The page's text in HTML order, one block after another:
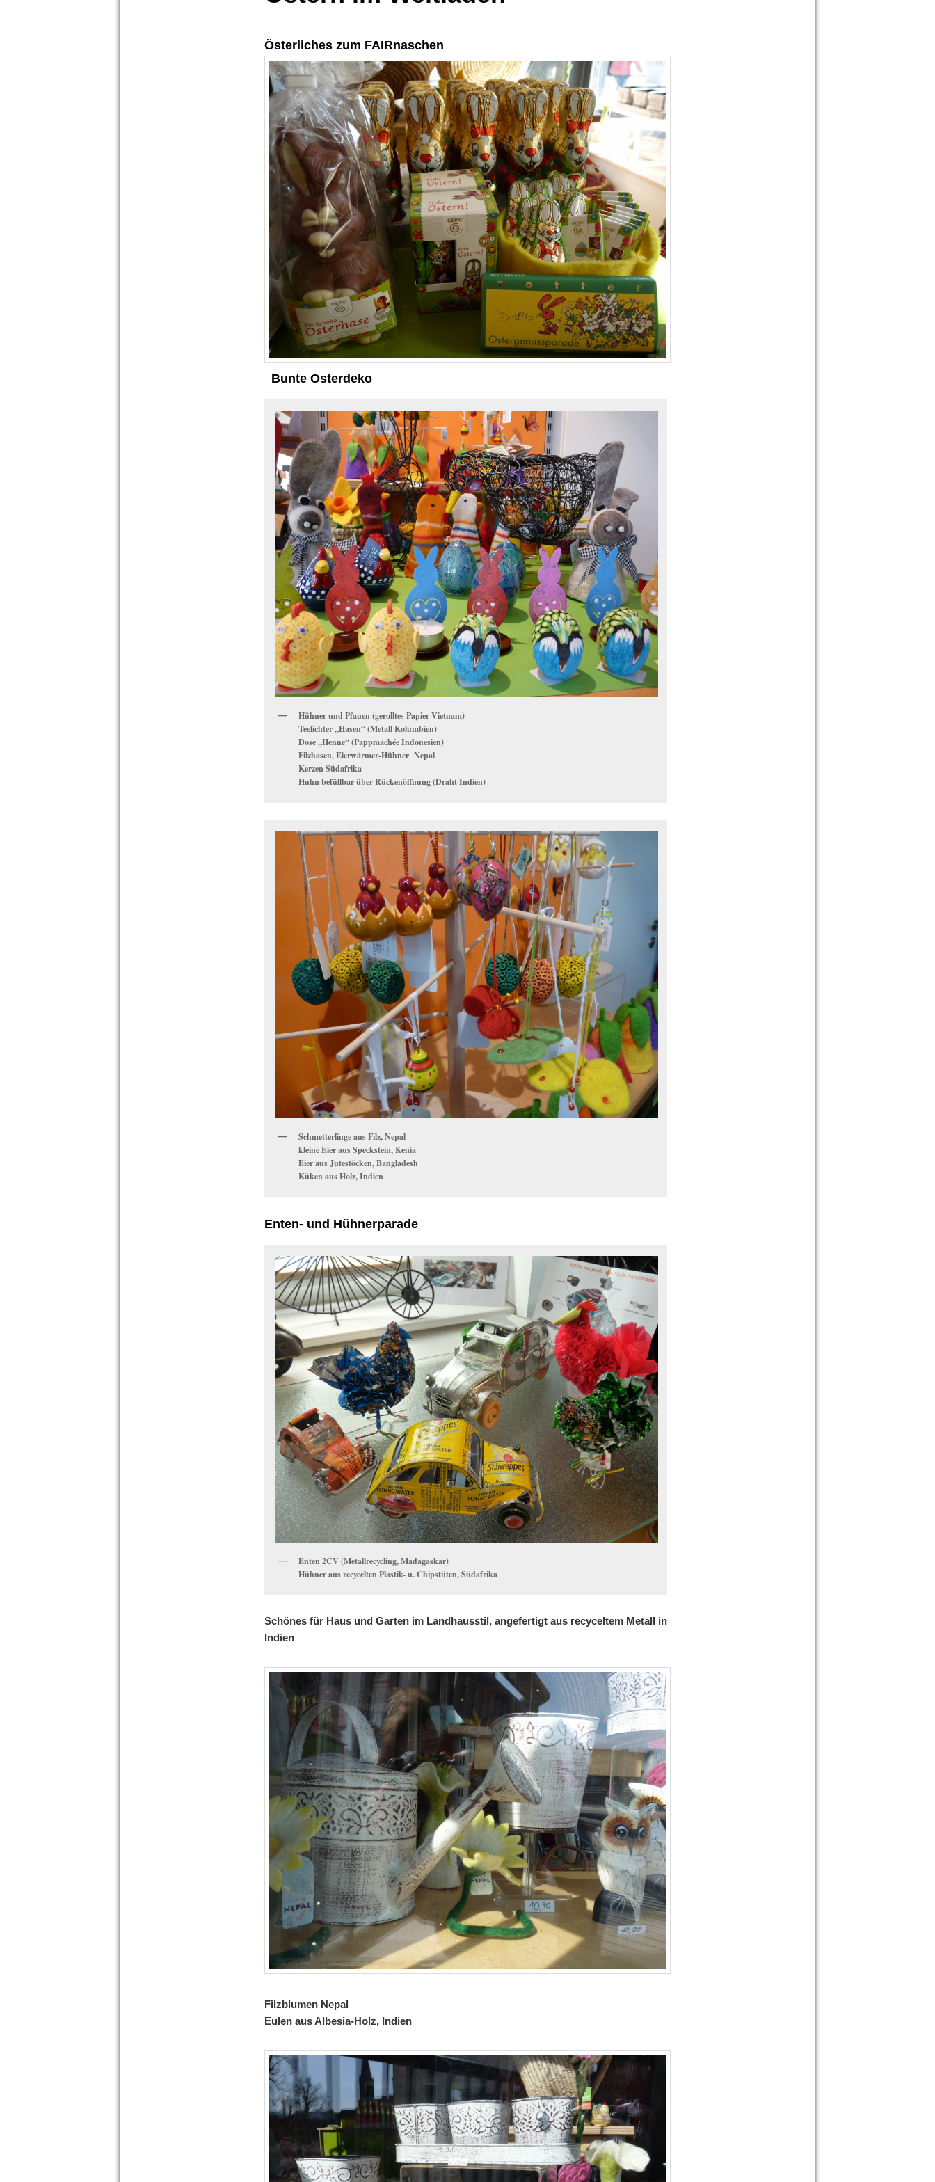
Österliches zum FAIRnaschen
Bunte Osterdeko
Hühner und Pfauen (gerolltes Papier Vietnam)
Teelichter „Hasen“ (Metall Kolumbien)
Dose „Henne“ (Pappmachée Indonesien)
Filzhasen, Eierwärmer-Hühner Nepal
Kerzen Südafrika
Huhn befüllbar über Rückenöffnung (Draht Indien)
Schmetterlinge aus Filz, Nepal
kleine Eier aus Speckstein, Kenia
Eier aus Jutestöcken, Bangladesh
Küken aus Holz, Indien
Enten- und Hühnerparade
Enten 2CV (Metallrecycling, Madagaskar)
Hühner aus recycelten Plastik- u. Chipstüten, Südafrika
Schönes für Haus und Garten im Landhausstil, angefertigt aus recyceltem Metall in
Indien
Filzblumen Nepal
Eulen aus Albesia-Holz, Indien